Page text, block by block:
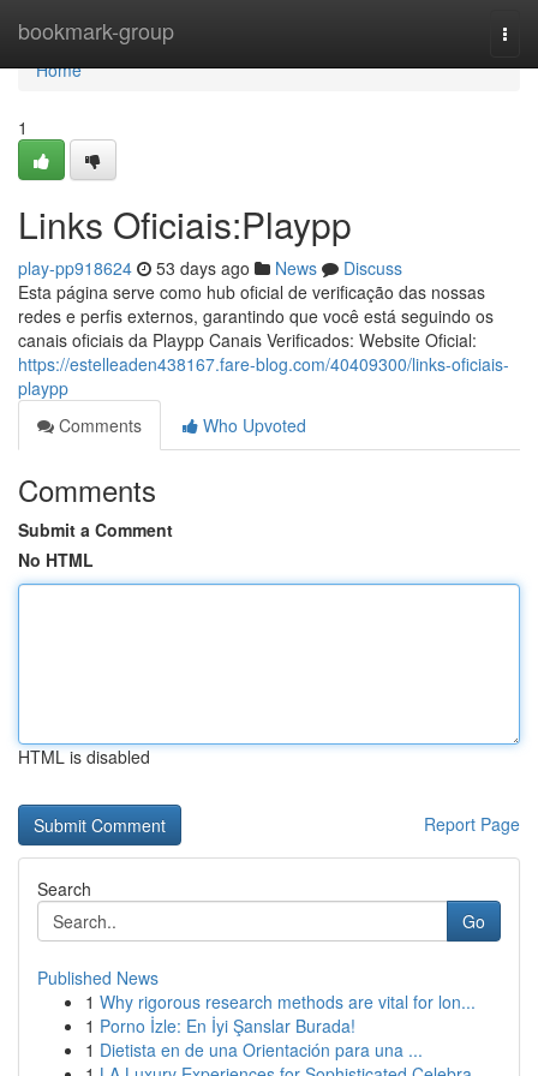
bookmark-group
Home
Home
1
Links Oficiais:Playpp
play-pp918624 53 days ago News
Discuss
Esta página serve como hub oficial de verificação das nossas
redes e perfis externos, garantindo que você está seguindo os
canais oficiais da Playpp Canais Verificados: Website Oficial:
https://estelleaden438167.fare-blog.com/40409300/links-oficiais-
playpp
Comments
Who Upvoted
Comments
Submit a Comment
No HTML
HTML is disabled
Report Page
Search
Go
Published News
1 Why rigorous research methods are vital for lon...
1 Porno İzle: En İyi Şanslar Burada!
1 Dietista en de una Orientación para una ...